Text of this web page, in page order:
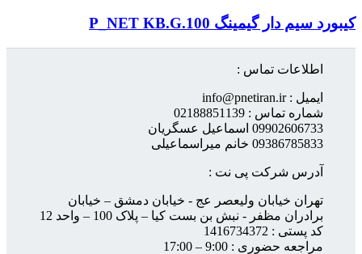
کیبورد سیم دار گیمینگ P_NET KB.G.100
اطلاعات تماس :
ایمیل : info@pnetiran.ir
شماره تماس : 02188851139
09902606733 اسماعیل عسگریان
09386785833 خانم میراسماعیلی
آدرس شرکت پی نت :
تهران خیابان ولیعصر عج - خیابان دمشق – خیابان
برادران مظفر - نبش بن بست کیا – پلاک 100 – واحد 12
کد پستی : 1416734372
مراجعه حضوری : 9:00 – 17:00